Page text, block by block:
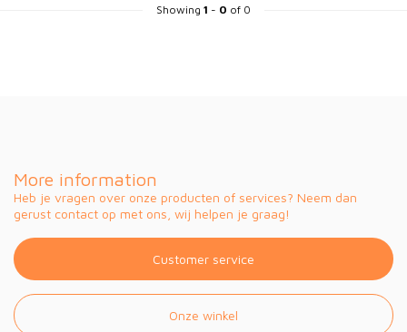
Showing 1 - 0 of 0
More information
Heb je vragen over onze producten of services? Neem dan
gerust contact op met ons, wij helpen je graag!
Customer service
Onze winkel